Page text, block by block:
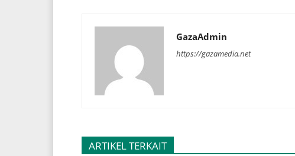
GazaAdmin
https://gazamedia.net
ARTIKEL TERKAIT